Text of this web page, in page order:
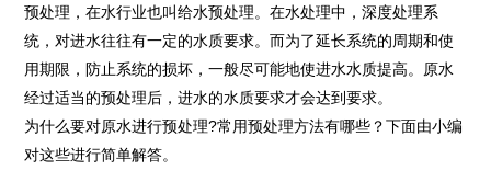
预处理，在水行业也叫给水预处理。在水处理中，深度处理系
统，对进水往往有一定的水质要求。而为了延长系统的周期和使
用期限，防止系统的损坏，一般尽可能地使进水水质提高。原水
经过适当的预处理后，进水的水质要求才会达到要求。
为什么要对原水进行预处理?常用预处理方法有哪些？下面由小编
对这些进行简单解答。